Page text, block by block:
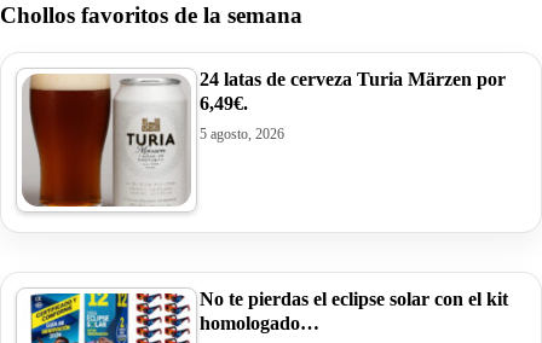
Chollos favoritos de la semana
24 latas de cerveza Turia Märzen por
6,49€.
5 agosto, 2026
No te pierdas el eclipse solar con el kit
homologado…